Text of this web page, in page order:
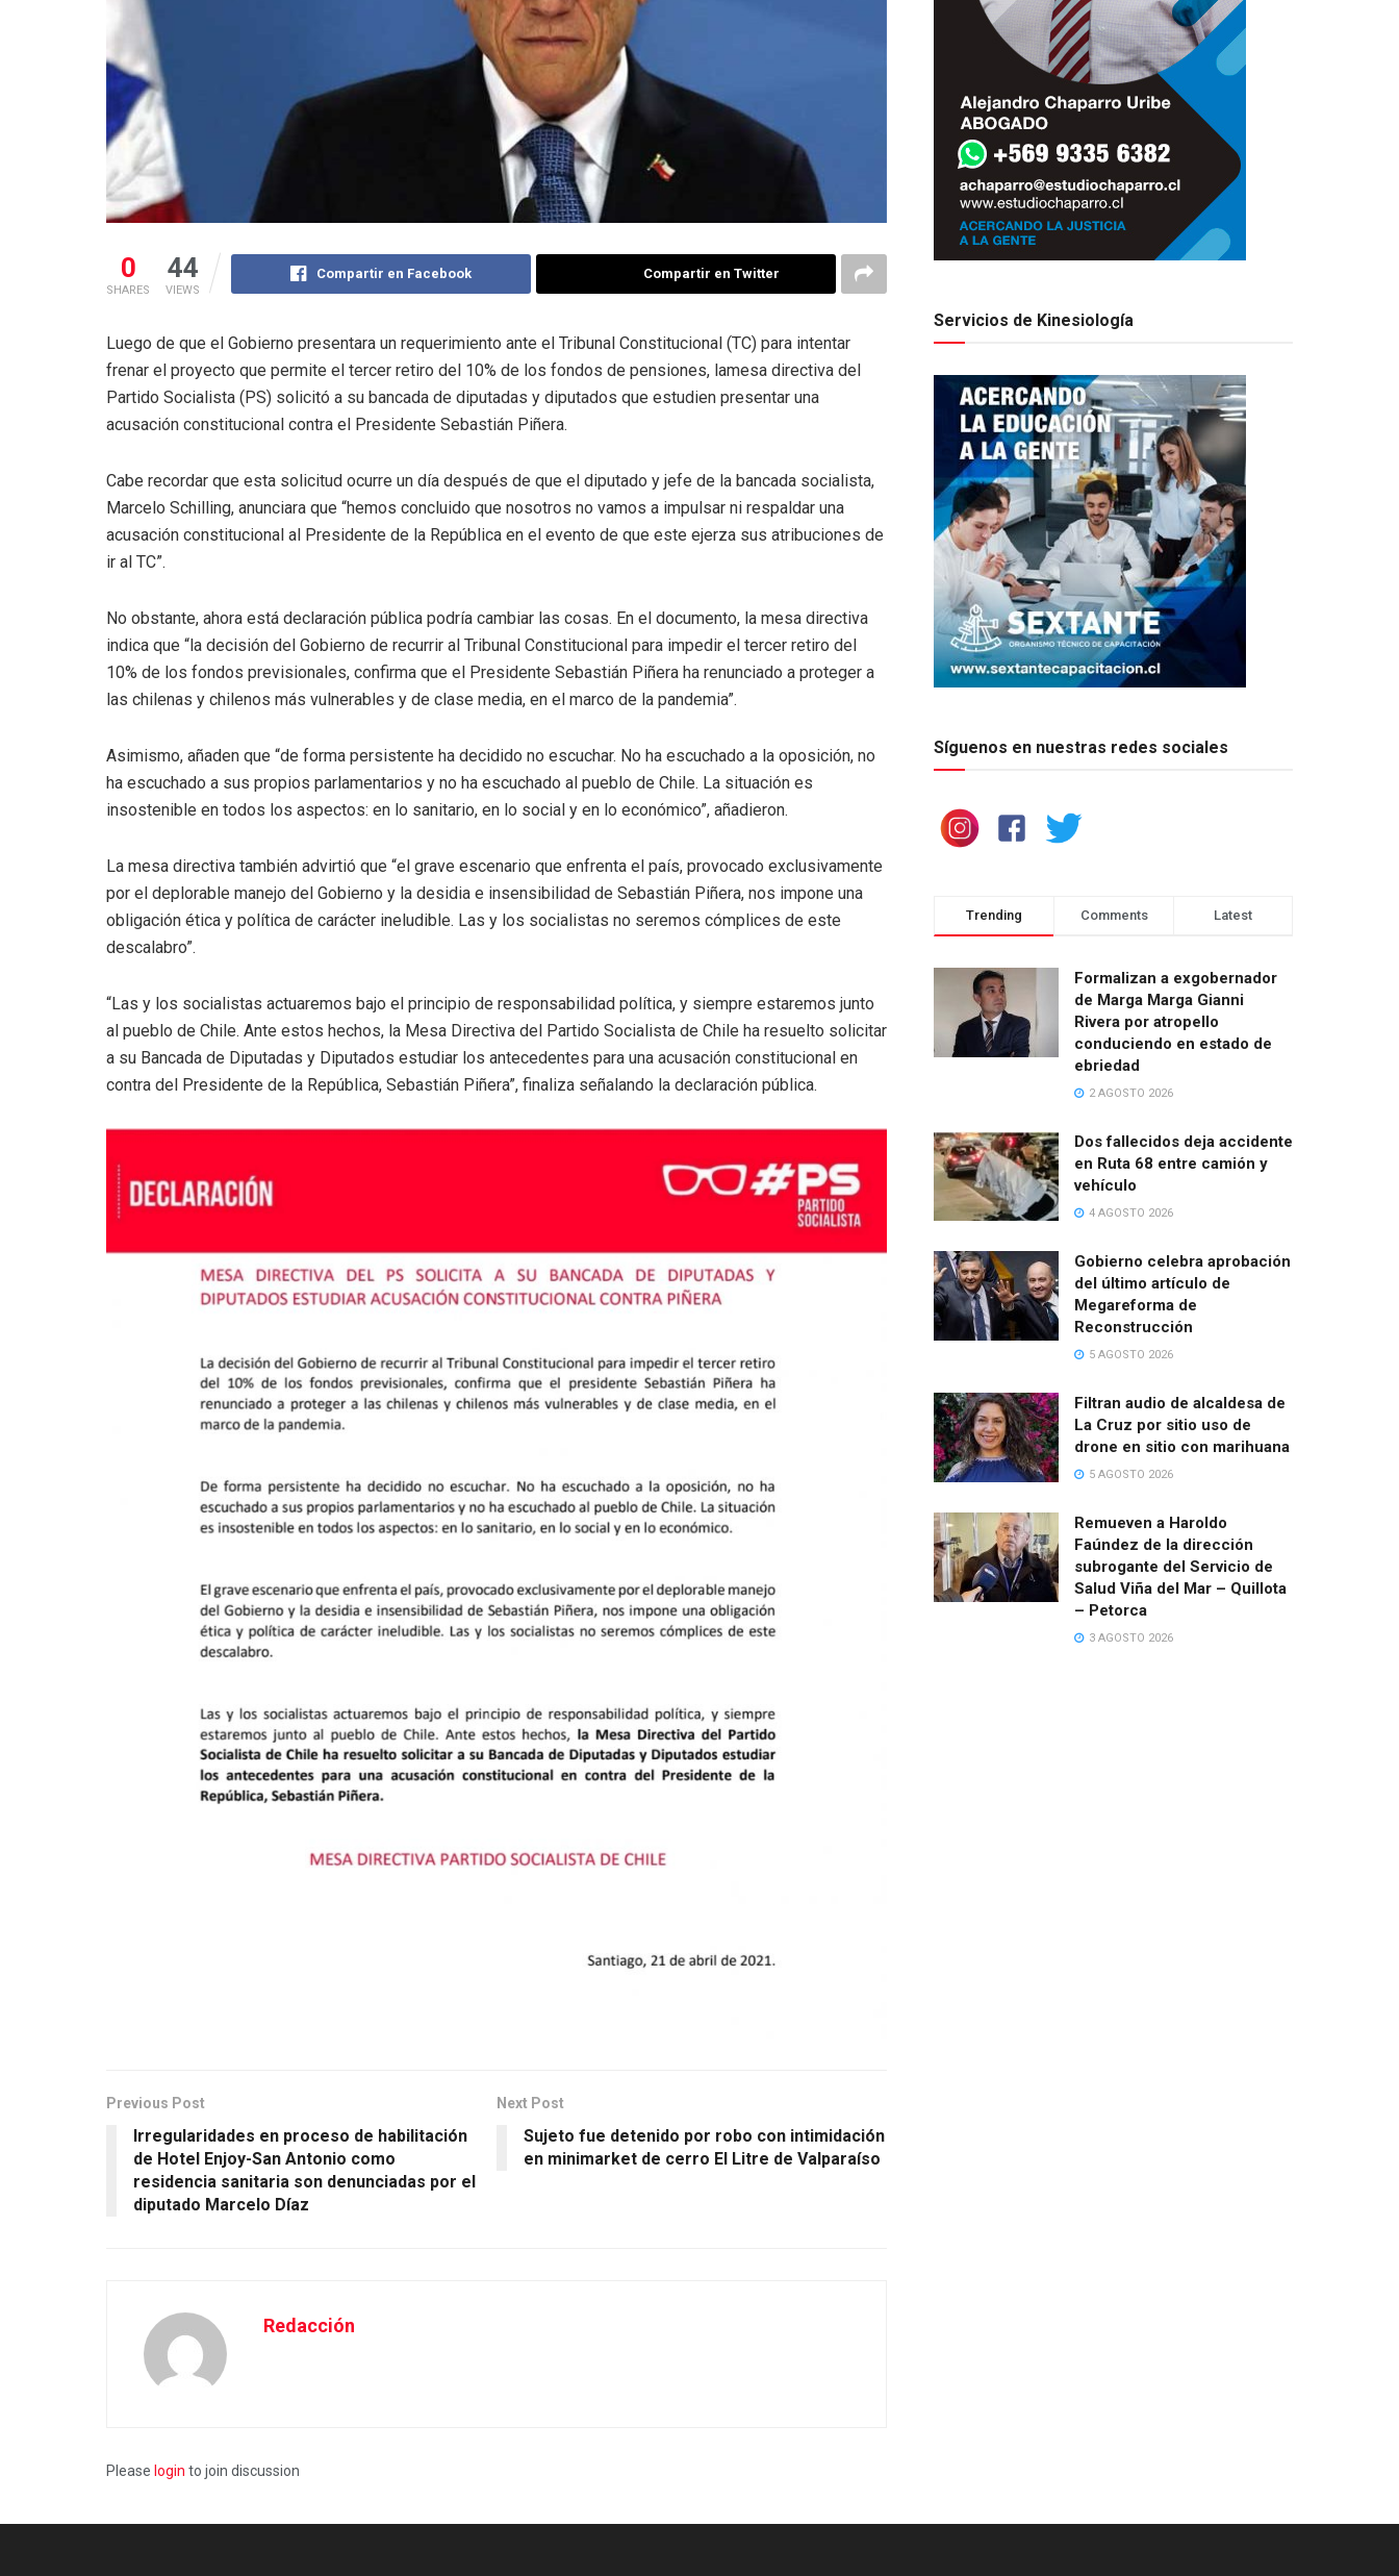
0
SHARES
44
VIEWS
Compartir en Facebook Compartir en Twitter
Luego de que el Gobierno presentara un requerimiento ante el Tribunal Constitucional (TC) para intentar
frenar el proyecto que permite el tercer retiro del 10% de los fondos de pensiones, lamesa directiva del
Partido Socialista (PS) solicitó a su bancada de diputadas y diputados que estudien presentar una
acusación constitucional contra el Presidente Sebastián Piñera.
Cabe recordar que esta solicitud ocurre un día después de que el diputado y jefe de la bancada socialista,
Marcelo Schilling, anunciara que “hemos concluido que nosotros no vamos a impulsar ni respaldar una
acusación constitucional al Presidente de la República en el evento de que este ejerza sus atribuciones de
ir al TC”.
No obstante, ahora está declaración pública podría cambiar las cosas. En el documento, la mesa directiva
indica que “la decisión del Gobierno de recurrir al Tribunal Constitucional para impedir el tercer retiro del
10% de los fondos previsionales, confirma que el Presidente Sebastián Piñera ha renunciado a proteger a
las chilenas y chilenos más vulnerables y de clase media, en el marco de la pandemia”.
Asimismo, añaden que “de forma persistente ha decidido no escuchar. No ha escuchado a la oposición, no
ha escuchado a sus propios parlamentarios y no ha escuchado al pueblo de Chile. La situación es
insostenible en todos los aspectos: en lo sanitario, en lo social y en lo económico”, añadieron.
La mesa directiva también advirtió que “el grave escenario que enfrenta el país, provocado exclusivamente
por el deplorable manejo del Gobierno y la desidia e insensibilidad de Sebastián Piñera, nos impone una
obligación ética y política de carácter ineludible. Las y los socialistas no seremos cómplices de este
descalabro”.
“Las y los socialistas actuaremos bajo el principio de responsabilidad política, y siempre estaremos junto
al pueblo de Chile. Ante estos hechos, la Mesa Directiva del Partido Socialista de Chile ha resuelto solicitar
a su Bancada de Diputadas y Diputados estudiar los antecedentes para una acusación constitucional en
contra del Presidente de la República, Sebastián Piñera”, finaliza señalando la declaración pública.
Previous Post
Irregularidades en proceso de habilitación
de Hotel Enjoy-San Antonio como
residencia sanitaria son denunciadas por el
diputado Marcelo Díaz
Next Post
Sujeto fue detenido por robo con intimidación
en minimarket de cerro El Litre de Valparaíso
Redacción
Please login to join discussion
Servicios de Kinesiología
Síguenos en nuestras redes sociales
Trending Comments Latest
Formalizan a exgobernador
de Marga Marga Gianni
Rivera por atropello
conduciendo en estado de
ebriedad
2 AGOSTO 2026
Dos fallecidos deja accidente
en Ruta 68 entre camión y
vehículo
4 AGOSTO 2026
Gobierno celebra aprobación
del último artículo de
Megareforma de
Reconstrucción
5 AGOSTO 2026
Filtran audio de alcaldesa de
La Cruz por sitio uso de
drone en sitio con marihuana
5 AGOSTO 2026
Remueven a Haroldo
Faúndez de la dirección
subrogante del Servicio de
Salud Viña del Mar – Quillota
– Petorca
3 AGOSTO 2026